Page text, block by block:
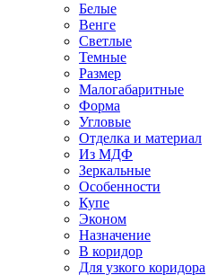
Белые
Венге
Светлые
Темные
Размер
Малогабаритные
Форма
Угловые
Отделка и материал
Из МДФ
Зеркальные
Особенности
Купе
Эконом
Назначение
В коридор
Для узкого коридора